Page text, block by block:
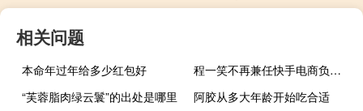
相关问题
本命年过年给多少红包好
程一笑不再兼任快手电商负责人 由王剑伟接任
“芙蓉脂肉绿云鬟”的出处是哪里
阿胶从多大年龄开始吃合适